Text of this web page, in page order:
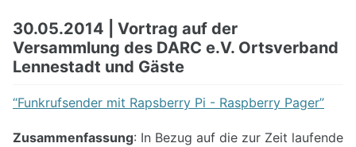
30.05.2014 | Vortrag auf der
Versammlung des DARC e.V. Ortsverband
Lennestadt und Gäste
“Funkrufsender mit Rapsberry Pi - Raspberry Pager”
Zusammenfassung: In Bezug auf die zur Zeit laufende